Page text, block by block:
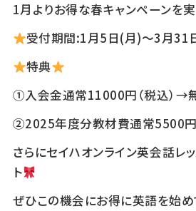
1月よりお得な春キャンペーンを
受付期間:1月5日(月)〜3月31
特典
①入会金通常11000円（税込）→
②2025年度分教材費通常5500円
さらにセイハオンライン英会話レ
ト
ぜひこの機会にお得に英語を始め